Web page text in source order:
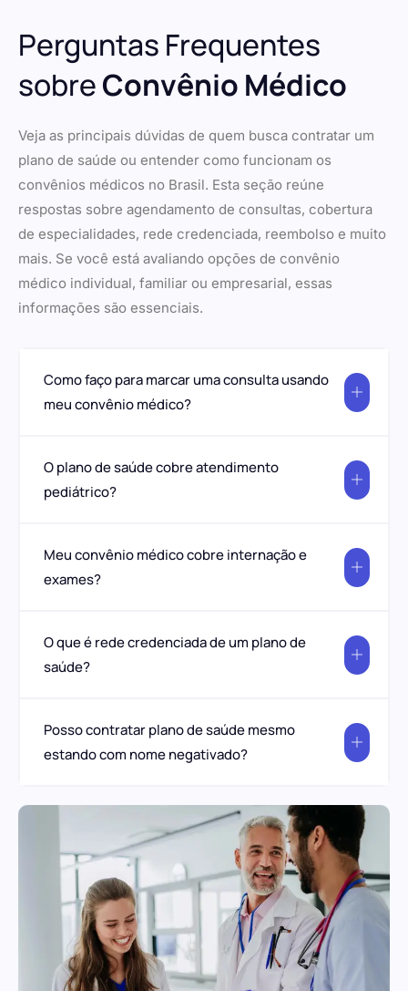
Perguntas Frequentes
sobreConvênio Médico
Veja as principais dúvidas de quem busca contratar um
plano de saúde ou entender como funcionam os
convênios médicos no Brasil. Esta seção reúne
respostas sobre agendamento de consultas, cobertura
de especialidades, rede credenciada, reembolso e muito
mais. Se você está avaliando opções de convênio
médico individual, familiar ou empresarial, essas
informações são essenciais.
Como faço para marcar uma consulta usando
meu convênio médico?
O plano de saúde cobre atendimento
pediátrico?
Meu convênio médico cobre internação e
exames?
O que é rede credenciada de um plano de
saúde?
Posso contratar plano de saúde mesmo
estando com nome negativado?